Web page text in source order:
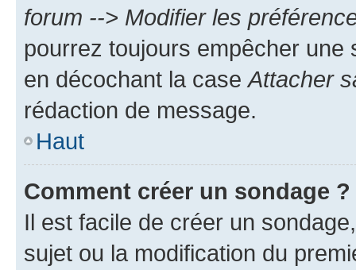
forum --> Modifier les
pourrez toujours empêcher une
en décochant la caseAttacher
rédaction de message.
Haut
Comment créer un sondage ?
Il est facile de créer un
sujet ou la modification du